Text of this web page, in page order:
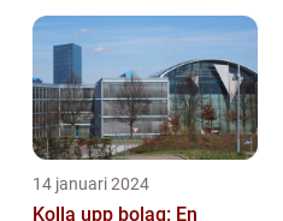
läng...
14 januari 2024
Kolla upp bolag: En